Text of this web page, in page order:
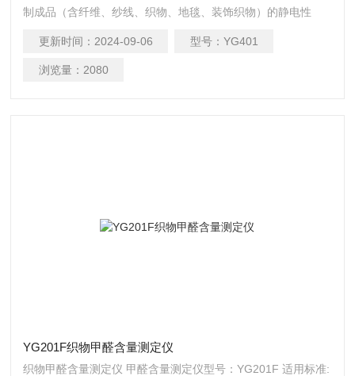
制成品（含纤维、纱线、织物、地毯、装饰织物）的静电性
复合板材等的静电性能。
更新时间： 2024-09-06 型号： YG401
浏览量： 2080
YG201F织物甲醛含量测定仪
织物甲醛含量测定仪 甲醛含量测定仪型号：YG201F 适用标准: